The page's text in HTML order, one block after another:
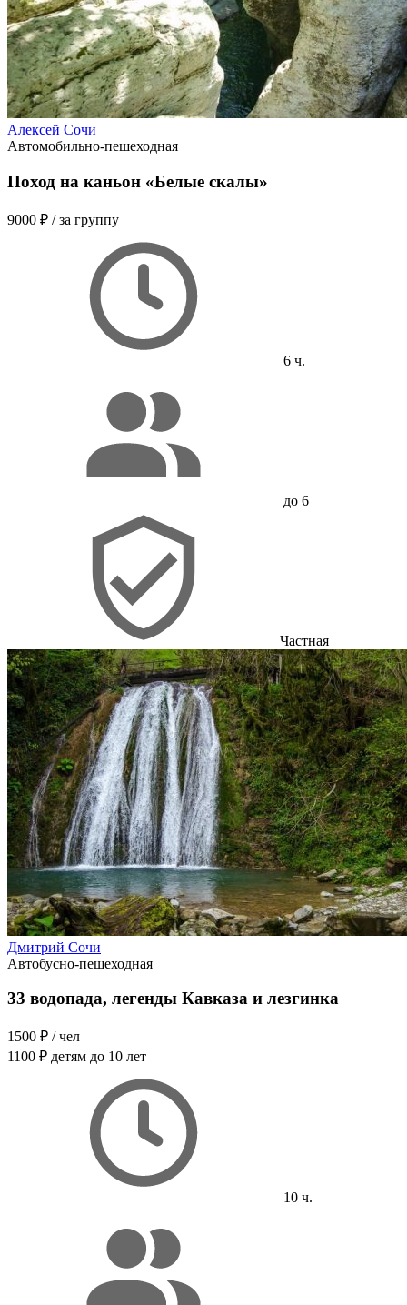
Алексей Сочи
Автомобильно-пешеходная
Поход на каньон «Белые скалы»
9000 ₽ / за группу
6 ч.
до 6
Частная
Дмитрий Сочи
Автобусно-пешеходная
33 водопада, легенды Кавказа и лезгинка
1500 ₽ / чел
1100 ₽ детям до 10 лет
10 ч.